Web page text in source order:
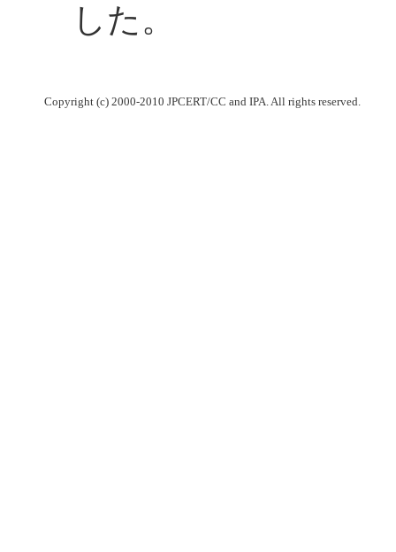
した。
Copyright (c) 2000-2010 JPCERT/CC and IPA. All rights reserved.